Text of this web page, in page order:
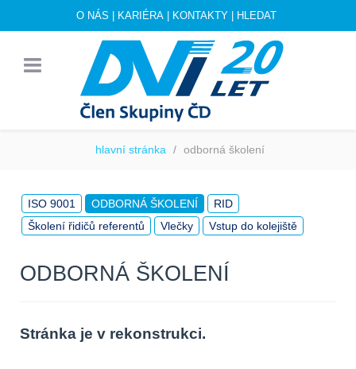
O NÁS KARIÉRA KONTAKTY HLEDAT
hlavní stránka odborná školení
ISO 9001 ODBORNÁ ŠKOLENÍ
RID
Školení řidičů referentů
Vlečky Vstup do kolejiště
ODBORNÁ ŠKOLENÍ
Stránka je v rekonstrukci.